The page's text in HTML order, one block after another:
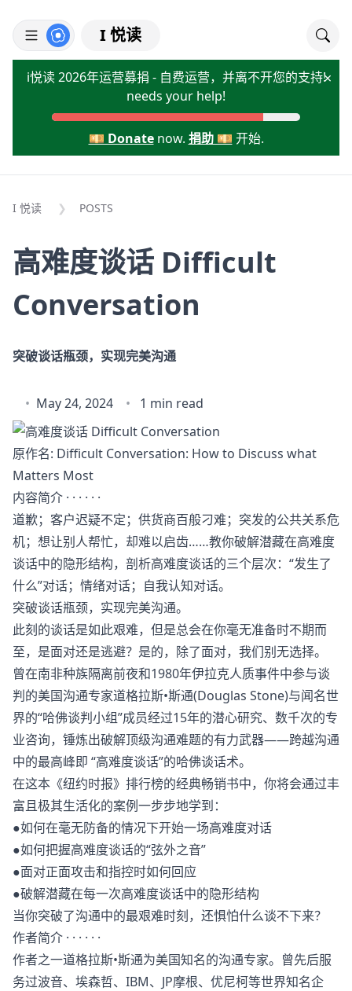
I 悦读
i悦读 2026年运营募捐 - 自费运营，并离不开您的支持!
needs your help!
💴 Donatenow. 捐助 💴 开始.
×
I 悦读 POSTS
高难度谈话 Difficult
Conversation
突破谈话瓶颈，实现完美沟通
May 24, 2024 1 min read
原作名: Difficult Conversation: How to Discuss what
Matters Most
内容简介 · · · · · ·
道歉；客户迟疑不定；供货商百般刁难；突发的公共关系危
机；想让别人帮忙，却难以启齿……教你破解潜藏在高难度
谈话中的隐形结构，剖析高难度谈话的三个层次：“发生了
什么”对话；情绪对话；自我认知对话。
突破谈话瓶颈，实现完美沟通。
此刻的谈话是如此艰难，但是总会在你毫无准备时不期而
至，是面对还是逃避？是的，除了面对，我们别无选择。
曾在南非种族隔离前夜和1980年伊拉克人质事件中参与谈
判的美国沟通专家道格拉斯•斯通(Douglas Stone)与闻名世
界的“哈佛谈判小组”成员经过15年的潜心研究、数千次的专
业咨询，锤炼出破解顶级沟通难题的有力武器——跨越沟通
中的最高峰即 “高难度谈话”的哈佛谈话术。
在这本《纽约时报》排行榜的经典畅销书中，你将会通过丰
富且极其生活化的案例一步步地学到：
●如何在毫无防备的情况下开始一场高难度对话
●如何把握高难度谈话的“弦外之音”
●面对正面攻击和指控时如何回应
●破解潜藏在每一次高难度谈话中的隐形结构
当你突破了沟通中的最艰难时刻，还惧怕什么谈不下来？
作者简介 · · · · · ·
作者之一道格拉斯•斯通为美国知名的沟通专家。曾先后服
务过波音、埃森哲、IBM、JP摩根、优尼柯等世界知名企